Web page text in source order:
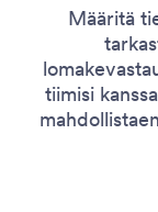
Määritä
tiimisi